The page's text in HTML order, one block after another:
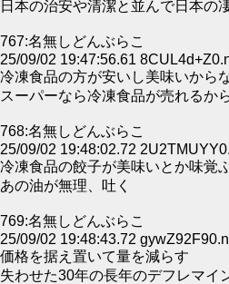
日本の治安や清潔と並んで日本の
767:名無しどんぶらこ
25/09/02 19:47:56.61
冷凍食品の方が安いし美味いから
スーパーなら冷凍食品が売れるか
768:名無しどんぶらこ
25/09/02 19:48:02.72
冷凍食品の餃子が美味いとか味覚
あの油が無理、吐く
769:名無しどんぶらこ
25/09/02 19:48:43.72
価格を据え置いて量を減らす
失わせた30年の長年のデフレマイ